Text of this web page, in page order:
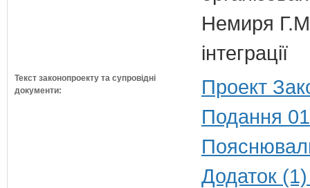
Немиря
інтеграції
Текст законопроекту та супровідні
документи:
Проект
Подання
Додаток